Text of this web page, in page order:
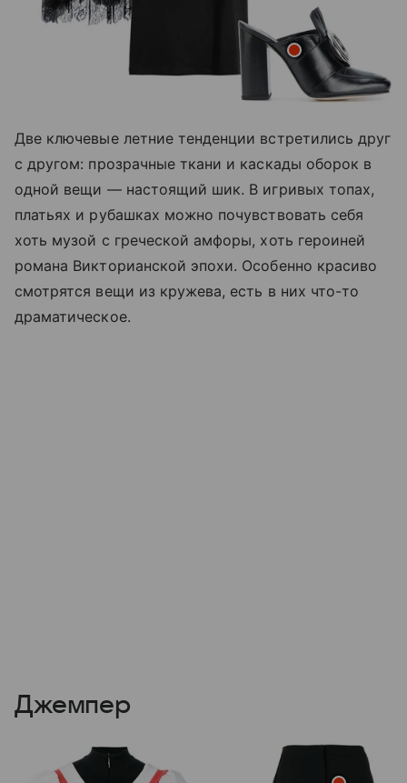
Две ключевые летние тенденции встретились друг
с другом: прозрачные ткани и каскады оборок в
одной вещи — настоящий шик. В игривых топах,
платьях и рубашках можно почувствовать себя
хоть музой с греческой амфоры, хоть героиней
романа Викторианской эпохи. Особенно красиво
смотрятся вещи из кружева, есть в них что-то
драматическое.
Джемпер